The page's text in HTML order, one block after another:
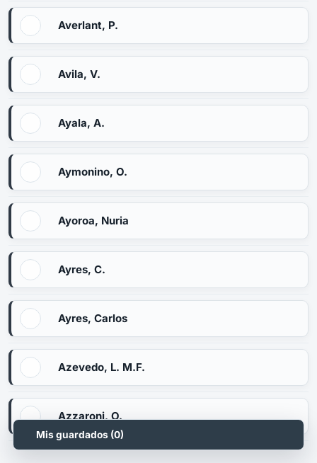
Averlant, P.
Avila, V.
Ayala, A.
Aymonino, O.
Ayoroa, Nuria
Ayres, C.
Ayres, Carlos
Azevedo, L. M.F.
Azzaroni, O.
Mis guardados (0)